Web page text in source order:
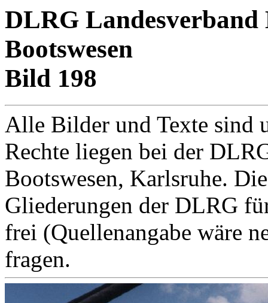
DLRG Landesverband
Bootswesen
Bild 198
Alle Bilder und Texte sind
Rechte liegen bei der
Bootswesen, Karlsruhe.
Gliederungen der DLRG
frei (Quellenangabe wäre
fragen.